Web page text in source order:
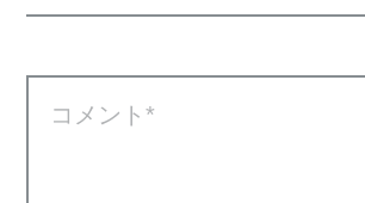
コメント